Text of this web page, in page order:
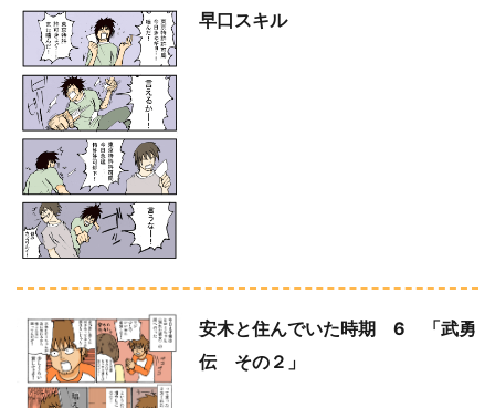
早口スキル
安木と住んでいた時期 6 「武勇
伝 その２」